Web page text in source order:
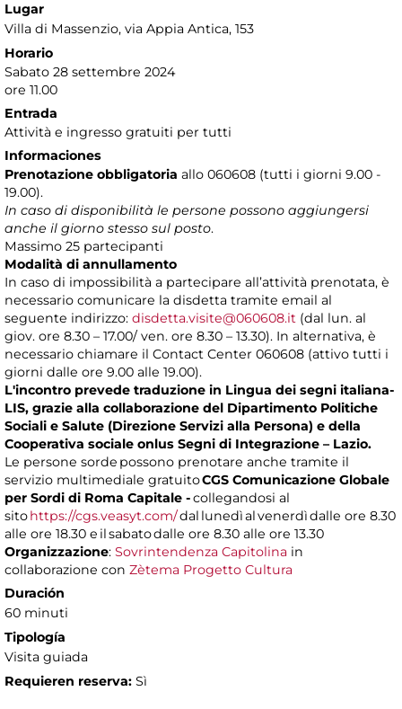
Lugar
Villa di Massenzio, via Appia Antica, 153
Horario
Sabato 28 settembre 2024
ore 11.00
Entrada
Attività e ingresso gratuiti per tutti
Informaciones
Prenotazione obbligatoria allo 060608 (tutti i giorni 9.00 -
19.00).
In caso di disponibilità le persone possono aggiungersi
anche il giorno stesso sul posto.
Massimo 25 partecipanti
Modalità di annullamento
In caso di impossibilità a partecipare all’attività prenotata, è
necessario comunicare la disdetta tramite email al
seguente indirizzo: disdetta.visite@060608.it (dal lun. al
giov. ore 8.30 – 17.00/ ven. ore 8.30 – 13.30). In alternativa, è
necessario chiamare il Contact Center 060608 (attivo tutti i
giorni dalle ore 9.00 alle 19.00).
L'incontro prevede traduzione in Lingua dei segni italiana-
LIS, grazie alla collaborazione del Dipartimento Politiche
Sociali e Salute (Direzione Servizi alla Persona) e della
Cooperativa sociale onlus Segni di Integrazione – Lazio.
Le persone sorde possono prenotare anche tramite il
servizio multimediale gratuitoCGS Comunicazione Globale
per Sordi di Roma Capitale -collegandosi al
sitohttps://cgs.veasyt.com/dal lunedì al venerdì dalle ore 8.30
alle ore 18.30 e il sabato dalle ore 8.30 alle ore 13.30
Organizzazione: Sovrintendenza Capitolina in
collaborazione con Zètema Progetto Cultura
Duración
60 minuti
Tipología
Visita guiada
Requieren reserva: Sì